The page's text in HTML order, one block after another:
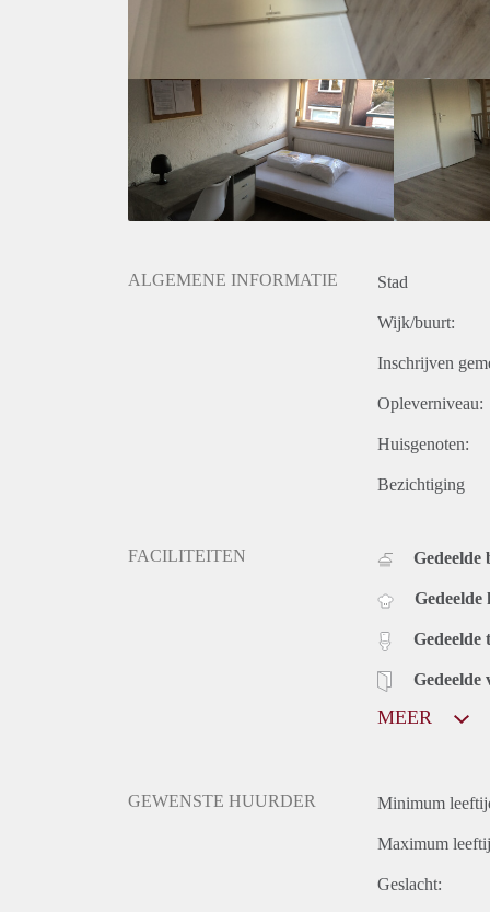
ALGEMENE INFORMATIE Stad
Wijk/buurt:
Inschrijven
Opleverniveau:
Huisgenoten:
Bezichtiging
FACILITEITEN Gedeelde
Gedeelde
Gedeelde
Gedeelde
MEER
GEWENSTE HUURDER Minimum
Maximum
Geslacht: